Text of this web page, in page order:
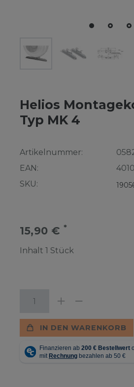
Helios
Typ MK 4
Artikelnummer:
EAN:
SKU:
15,90 € *
Inhalt 1 Stück
IN DEN WARENKORB